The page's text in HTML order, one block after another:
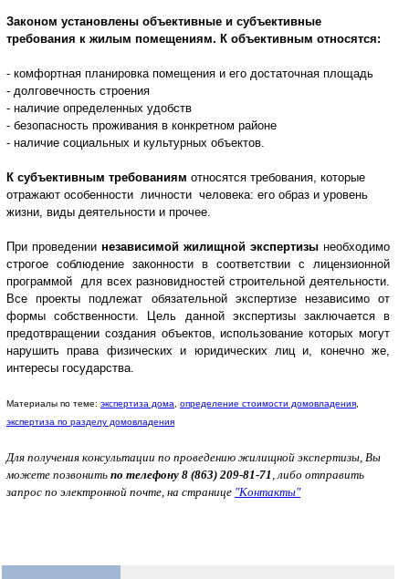
Законом установлены объективные и субъективные
требования к жилым помещениям. К объективным относятся:
- комфортная планировка помещения и его достаточная площадь
- долговечность строения
- наличие определенных удобств
- безопасность проживания в конкретном районе
- наличие социальных и культурных объектов.
К субъективным требованиям относятся требования, которые
отражают особенности личности человека: его образ и уровень
жизни, виды деятельности и прочее.
При проведении независимой жилищной экспертизы необходимо
строгое соблюдение законности в соответствии с лицензионной
программой для всех разновидностей строительной деятельности.
Все проекты подлежат обязательной экспертизе независимо от
формы собственности. Цель данной экспертизы заключается в
предотвращении создания объектов, использование которых могут
нарушить права физических и юридических лиц и, конечно же,
интересы государства.
Материалы по теме: экспертиза дома определение стоимости домовладения
экспертиза по разделу домовладения
Для получения консультации по проведению жилищной экспертизы, Вы
можете позвонить по телефону 8 (863) 209-81-71 , либо отправить
запрос по электронной почте, на странице "Контакты"